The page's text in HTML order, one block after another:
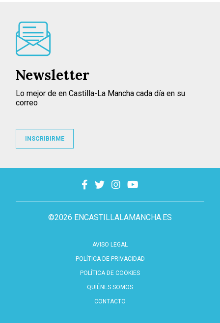
©2026 ENCASTILLALAMANCHA.ES
AVISO LEGAL
POLÍTICA DE PRIVACIDAD
POLÍTICA DE COOKIES
QUIÉNES SOMOS
CONTACTO
Newsletter
Lo mejor de en Castilla-La Mancha cada día en su
correo
INSCRIBIRME